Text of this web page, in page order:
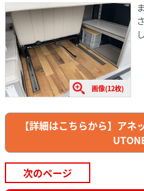
画像(12枚)
【詳細はこちらから】ア
次のページ